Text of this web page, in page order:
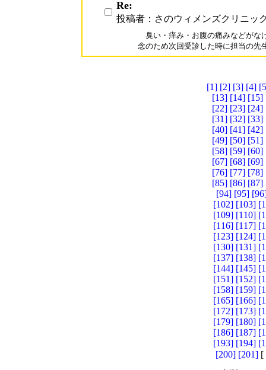
Re:
投稿者：さのウィメンズクリニッ
臭い・痒み・お腹の痛みなどがな
念のため次回受診した時に担当の先
[1] [2] [3] [4]
[13] [14] [15]
[22] [23] [24]
[31] [32] [33]
[40] [41] [42]
[49] [50] [51]
[58] [59] [60]
[67] [68] [69]
[76] [77] [78]
[85] [86] [87]
[94] [95]
[102] [103]
[109] [110]
[116] [117]
[123] [124]
[130] [131]
[137] [138]
[144] [145]
[151] [152]
[158] [159]
[165] [166]
[172] [173]
[179] [180]
[186] [187]
[193] [194]
[200] [201] [